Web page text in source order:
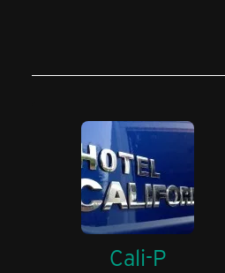
Cali-P